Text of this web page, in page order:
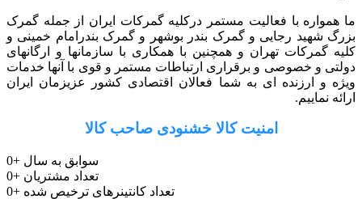
ما همواره با فعالیت مستمر درکلیه گمرکات ایران از جمله گمرک
بزرگ شهید رجایی و گمرک بندر بوشهر و گمرک بندرامام خمینی و
کلیه گمرکات تهران و همچنین با همکاری با سازمانها و ارگانهای
دولتی و خصوصی و برقراری ارتباطات مستمر و قوی با آنها خدمات
ویژه و ارزنده ای به شما فعالان اقتصادی کشور عزیزمان ایران
ارائه نماییم.
امنیت کالا خشنودی صاحب کالا
0+ سوابق به سال
0+ تعداد مشتریان
0+ تعداد کانتینرهای ترخیص شده